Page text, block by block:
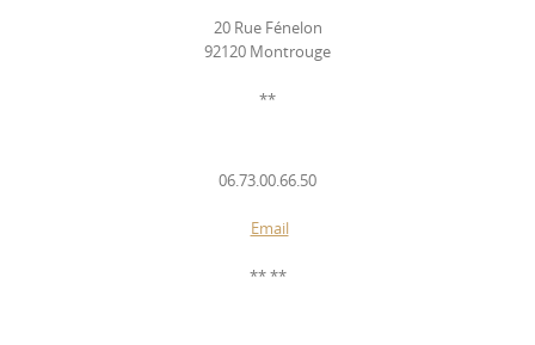
20 Rue Fénelon
92120 Montrouge
**
06.73.00.66.50
Email
** **